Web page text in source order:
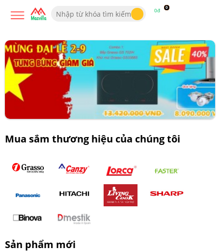
0
0đ
Mua sắm thương hiệu của chúng tôi
Sản phẩm mới